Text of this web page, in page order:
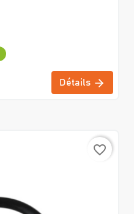
Détails
favorite_border